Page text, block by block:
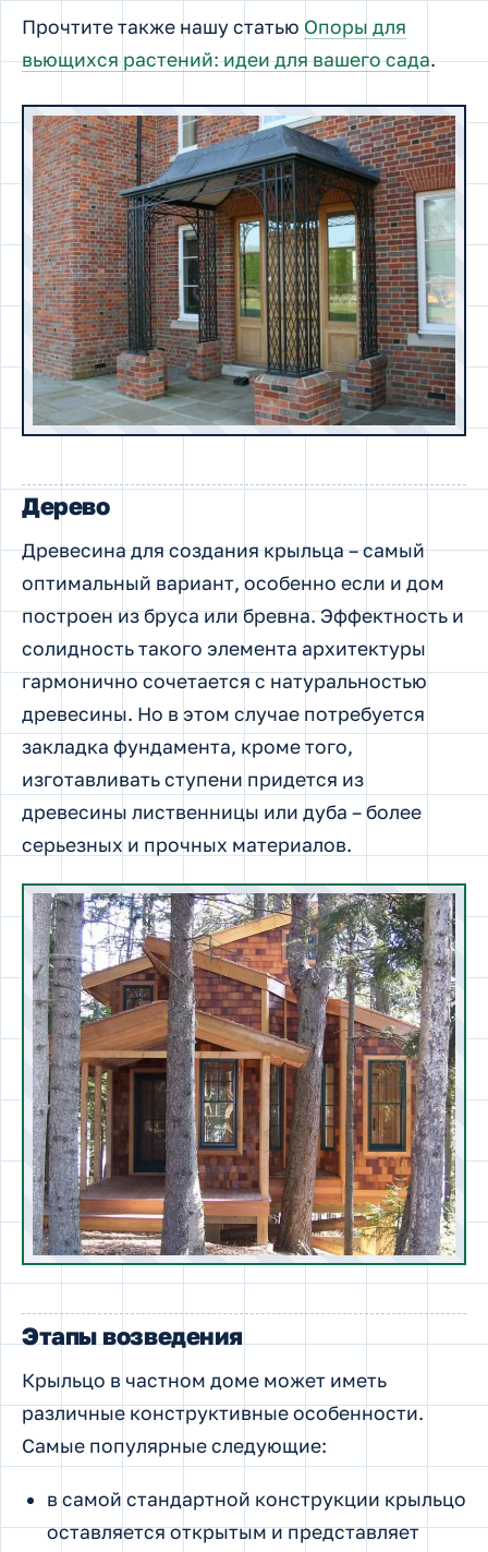
Прочтите также нашу статью Опоры для
вьющихся растений: идеи для вашего сада.
Дерево
Древесина для создания крыльца – самый
оптимальный вариант, особенно если и дом
построен из бруса или бревна. Эффектность и
солидность такого элемента архитектуры
гармонично сочетается с натуральностью
древесины. Но в этом случае потребуется
закладка фундамента, кроме того,
изготавливать ступени придется из
древесины лиственницы или дуба – более
серьезных и прочных материалов.
Этапы возведения
Крыльцо в частном доме может иметь
различные конструктивные особенности.
Самые популярные следующие:
в самой стандартной конструкции крыльцо
оставляется открытым и представляет